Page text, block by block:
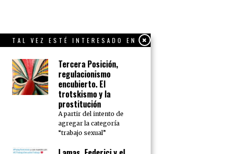
TAL VEZ ESTÉ INTERESADO EN
Tercera Posición,
regulacionismo
encubierto. El
trotskismo y la
prostitución
A partir del intento de
agregar la categoría
“trabajo sexual”